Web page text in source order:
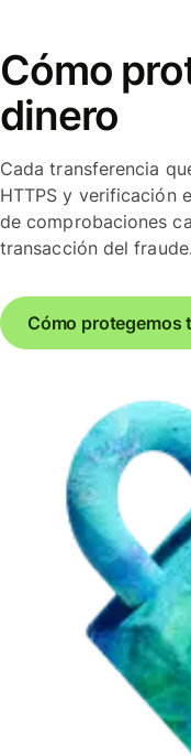
Cómo
dinero
Cada transferencia
HTTPS y verificación
de comprobaciones
transacción del fraude.
Cómo protegemos